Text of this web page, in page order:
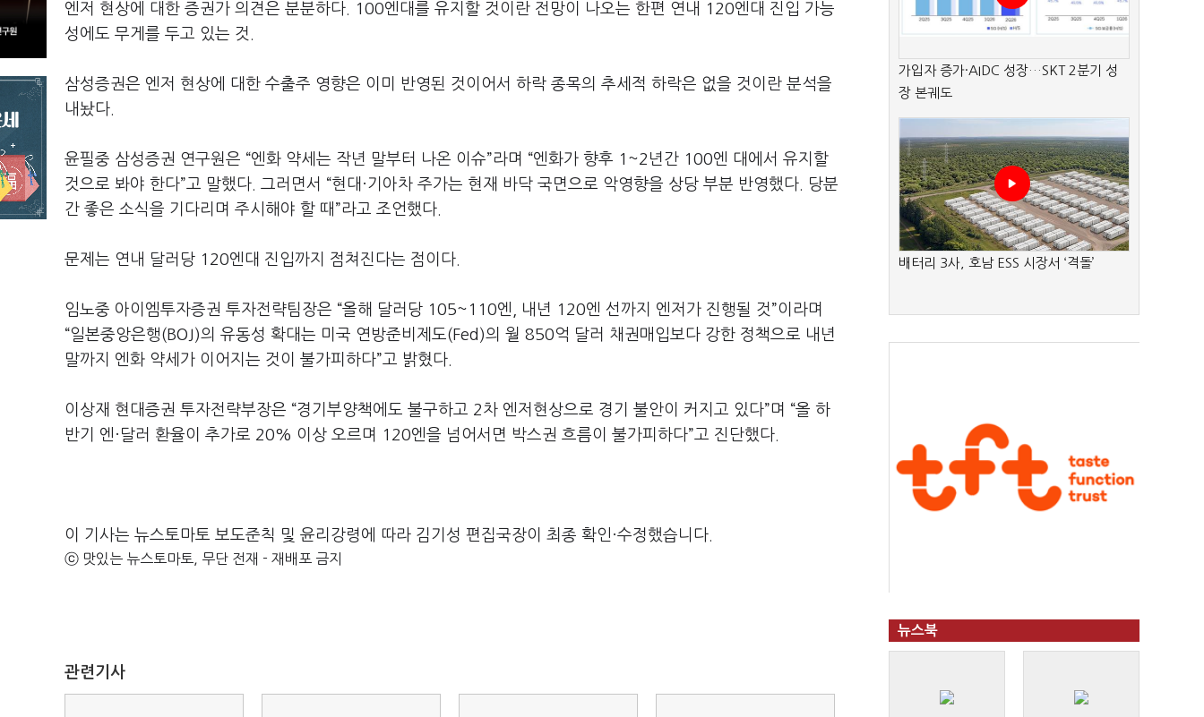
엔저 현상에 대한 증권가 의견은 분분하다. 100엔대를 유지할 것이란 전망이 나오는 한편 연내 120엔대 진입 가능
성에도 무게를 두고 있는 것.
삼성증권은 엔저 현상에 대한 수출주 영향은 이미 반영된 것이어서 하락 종목의 추세적 하락은 없을 것이란 분석을
내놨다.
윤필중 삼성증권 연구원은 “엔화 약세는 작년 말부터 나온 이슈”라며 “엔화가 향후 1~2년간 100엔 대에서 유지할
것으로 봐야 한다”고 말했다. 그러면서 “현대·기아차 주가는 현재 바닥 국면으로 악영향을 상당 부분 반영했다. 당분
간 좋은 소식을 기다리며 주시해야 할 때”라고 조언했다.
문제는 연내 달러당 120엔대 진입까지 점쳐진다는 점이다.
임노중 아이엠투자증권 투자전략팀장은 “올해 달러당 105~110엔, 내년 120엔 선까지 엔저가 진행될 것”이라며
“일본중앙은행(BOJ)의 유동성 확대는 미국 연방준비제도(Fed)의 월 850억 달러 채권매입보다 강한 정책으로 내년
말까지 엔화 약세가 이어지는 것이 불가피하다”고 밝혔다.
이상재 현대증권 투자전략부장은 “경기부양책에도 불구하고 2차 엔저현상으로 경기 불안이 커지고 있다”며 “올 하
반기 엔·달러 환율이 추가로 20% 이상 오르며 120엔을 넘어서면 박스권 흐름이 불가피하다”고 진단했다.
이 기사는 뉴스토마토 보도준칙 및 윤리강령에 따라 김기성 편집국장이 최종 확인·수정했습니다.
ⓒ 맛있는 뉴스토마토, 무단 전재 - 재배포 금지
관련기사
가입자 증가·AIDC 성장…SKT 2분기 성
장 본궤도
배터리 3사, 호남 ESS 시장서 ‘격돌’
뉴스북